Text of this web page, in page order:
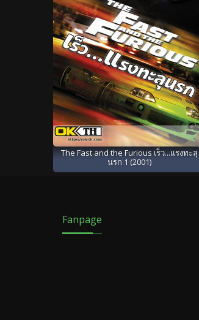
The Fast and the Furious เร็ว...แรงทะลุ
นรก 1 (2001)
Fanpage